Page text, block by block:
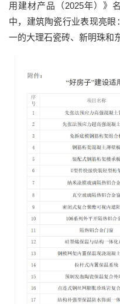
用建材产品（2025年）》
中，建筑陶瓷行业表现亮
一的大理石瓷砖、新明珠和